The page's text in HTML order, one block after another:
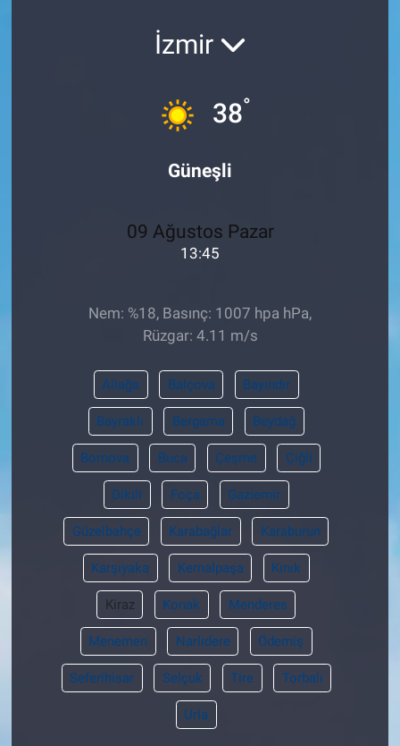
İzmir
38°
Güneşli
09 Ağustos Pazar
13:45
Nem: %18, Basınç: 1007 hpa hPa,
Rüzgar: 4.11 m/s
Aliağa Balçova Bayındır
Bayraklı Bergama Beydağ
Bornova Buca Çeşme Çiğli
Dikili Foça Gaziemir
Güzelbahçe Karabağlar Karaburun
Karşıyaka Kemalpaşa Kınık
Kiraz Konak Menderes
Menemen Narlıdere Ödemiş
Seferihisar Selçuk Tire Torbalı
Urla
Yetiştirici Soruyor
Şeker ve Şekerli Mamüller
Tohum